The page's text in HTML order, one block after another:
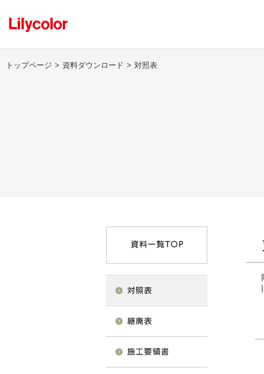
デジタル・デコ インクジェットプリント
トップページ 資料ダウンロード 対照表